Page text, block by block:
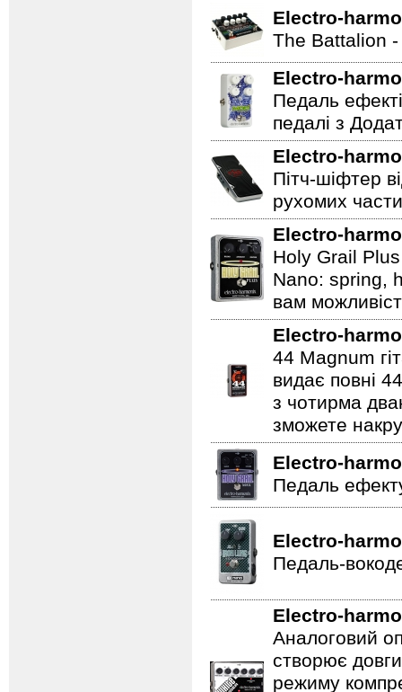
Electro-
The Battalion -
Electro-
Педаль
педалі з
Electro-
Пітч-шіфтер
рухомих
Electro-
Holy Grail Plus
Nano: spring,
вам
Electro-
44 Magnum
видає повні
з чотирма
зможете
Electro-
Педаль
Electro-
Педаль-
Electro-
Аналоговий
створює
режиму